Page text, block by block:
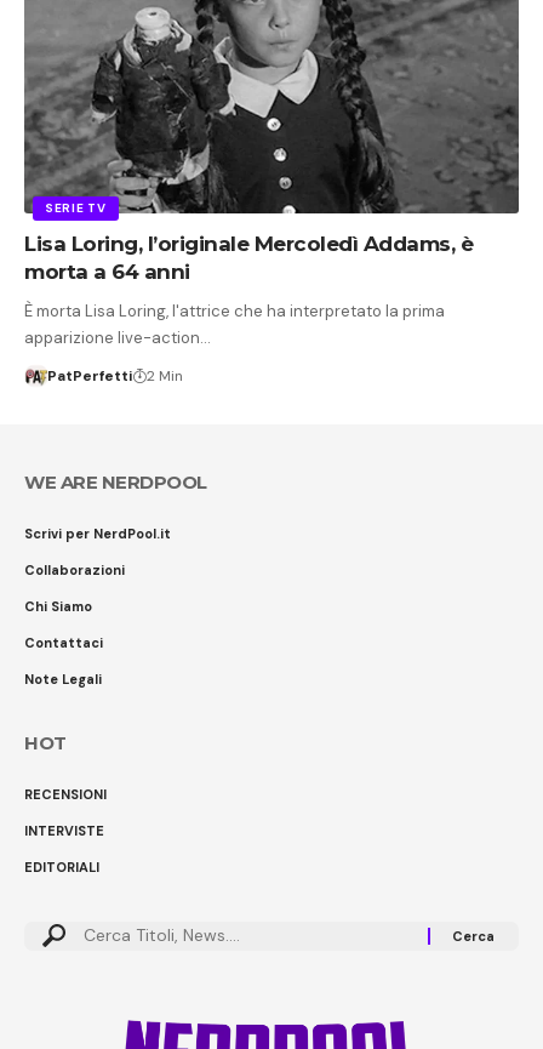
SERIE TV
Lisa Loring, l’originale Mercoledì Addams, è
morta a 64 anni
È morta Lisa Loring, l'attrice che ha interpretato la prima
apparizione live-action…
PatPerfetti 2 Min
WE ARE NERDPOOL
Scrivi per NerdPool.it
Collaborazioni
Chi Siamo
Contattaci
Note Legali
HOT
RECENSIONI
INTERVISTE
EDITORIALI
Cerca: